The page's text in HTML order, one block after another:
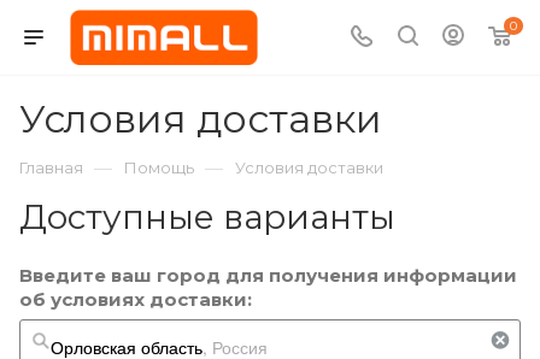
0
Условия доставки
Главная — Помощь — Условия доставки
Доступные варианты
Введите ваш город для получения информации
об условиях доставки: